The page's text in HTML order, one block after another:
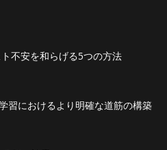
不安を和らげる5つの方法
習におけるより明確な道筋の構築